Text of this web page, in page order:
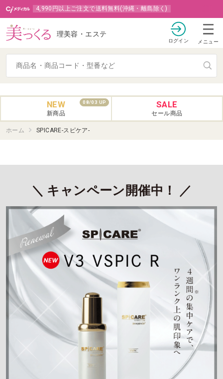
4,990円以上ご注文で送料無料(沖縄・離島除く)
理美容・エステ
ログイン メニュー
08/03 UP
NEW
新商品
SALE
セール商品
ホーム SPICARE-スピケア-
＼ キャンペーン開催中！ ／